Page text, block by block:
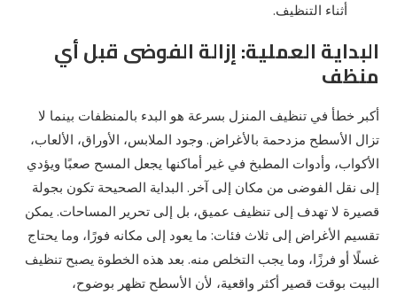
أثناء التنظيف.
البداية العملية: إزالة الفوضى قبل أي
منظف
أكبر خطأ في تنظيف المنزل بسرعة هو البدء بالمنظفات بينما لا
تزال الأسطح مزدحمة بالأغراض. وجود الملابس، الأوراق، الألعاب،
الأكواب، وأدوات المطبخ في غير أماكنها يجعل المسح صعبًا ويؤدي
إلى نقل الفوضى من مكان إلى آخر. البداية الصحيحة تكون بجولة
قصيرة لا تهدف إلى تنظيف عميق، بل إلى تحرير المساحات. يمكن
تقسيم الأغراض إلى ثلاث فئات: ما يعود إلى مكانه فورًا، وما يحتاج
غسلًا أو فرزًا، وما يجب التخلص منه. بعد هذه الخطوة يصبح تنظيف
البيت بوقت قصير أكثر واقعية، لأن الأسطح تظهر بوضوح،